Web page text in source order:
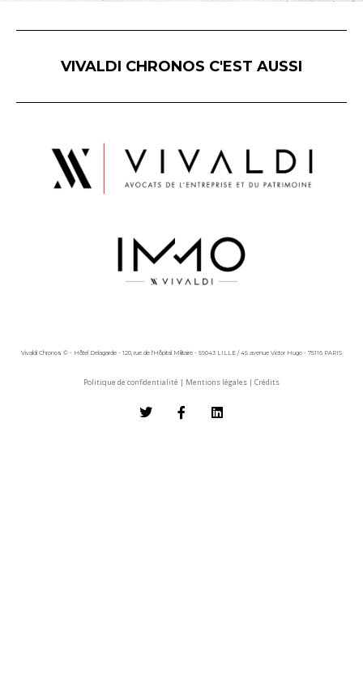
VIVALDI CHRONOS C'EST AUSSI
Vivaldi Chronos © - Hôtel Delagarde - 120, rue de l'Hôpital Militaire - 59043 LILLE / 45 avenue Victor Hugo - 75116 PARIS
Politique de confidentialité | Mentions légales | Crédits